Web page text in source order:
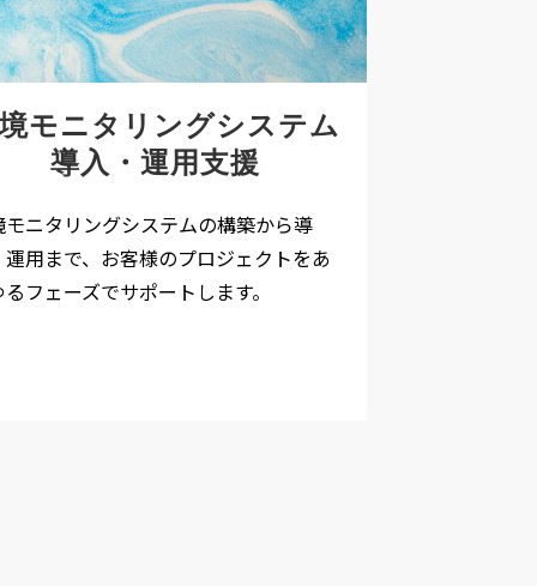
モニタリングシステム
導入・運用支援
モニタリングシステムの構築から導
運用まで、お客様のプロジェクトをあ
るフェーズでサポートします。